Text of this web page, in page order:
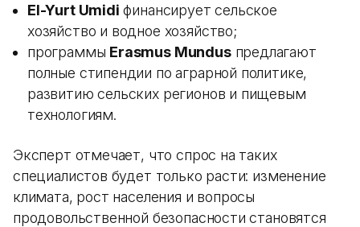
El-Yurt Umidi финансирует сельское
хозяйство и водное хозяйство;
программы Erasmus Mundusпредлагают
полные стипендии по аграрной политике,
развитию сельских регионов и пищевым
технологиям.
Эксперт отмечает, что спрос на таких
специалистов будет только расти: изменение
климата, рост населения и вопросы
продовольственной безопасности становятся